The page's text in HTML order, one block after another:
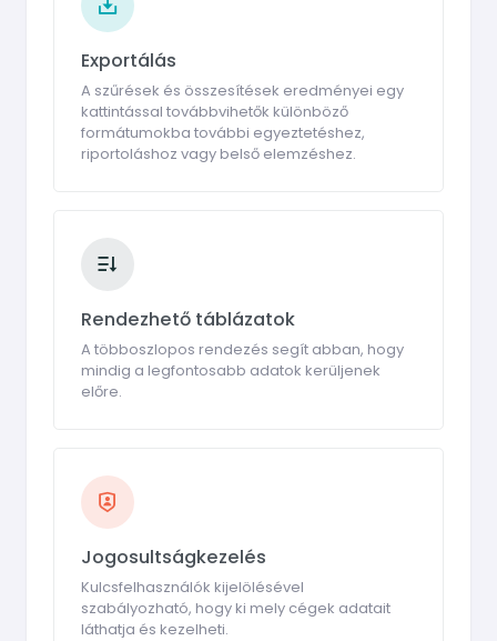
Exportálás
A szűrések és összesítések eredményei egy
kattintással továbbvihetők különböző
formátumokba további egyeztetéshez,
riportoláshoz vagy belső elemzéshez.
Rendezhető táblázatok
A többoszlopos rendezés segít abban, hogy
mindig a legfontosabb adatok kerüljenek
előre.
Jogosultságkezelés
Kulcsfelhasználók kijelölésével
szabályozható, hogy ki mely cégek adatait
láthatja és kezelheti.